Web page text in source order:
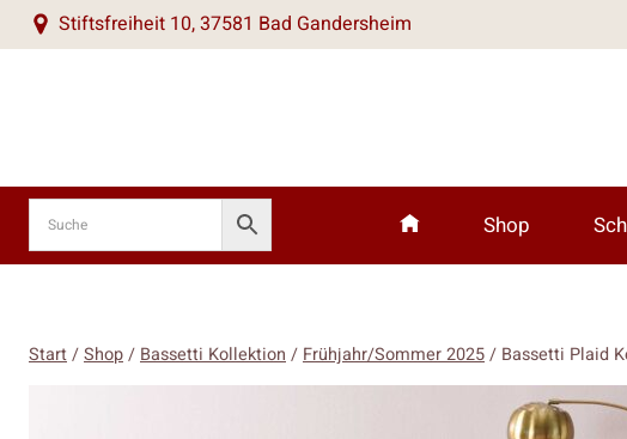
Zum
Inhalt
Stiftsfreiheit 10, 37581 Bad Gandersheim
Shop
Start/Shop/ Bassetti Kollektion / Frühjahr/Sommer 2025/ Bassetti Plaid